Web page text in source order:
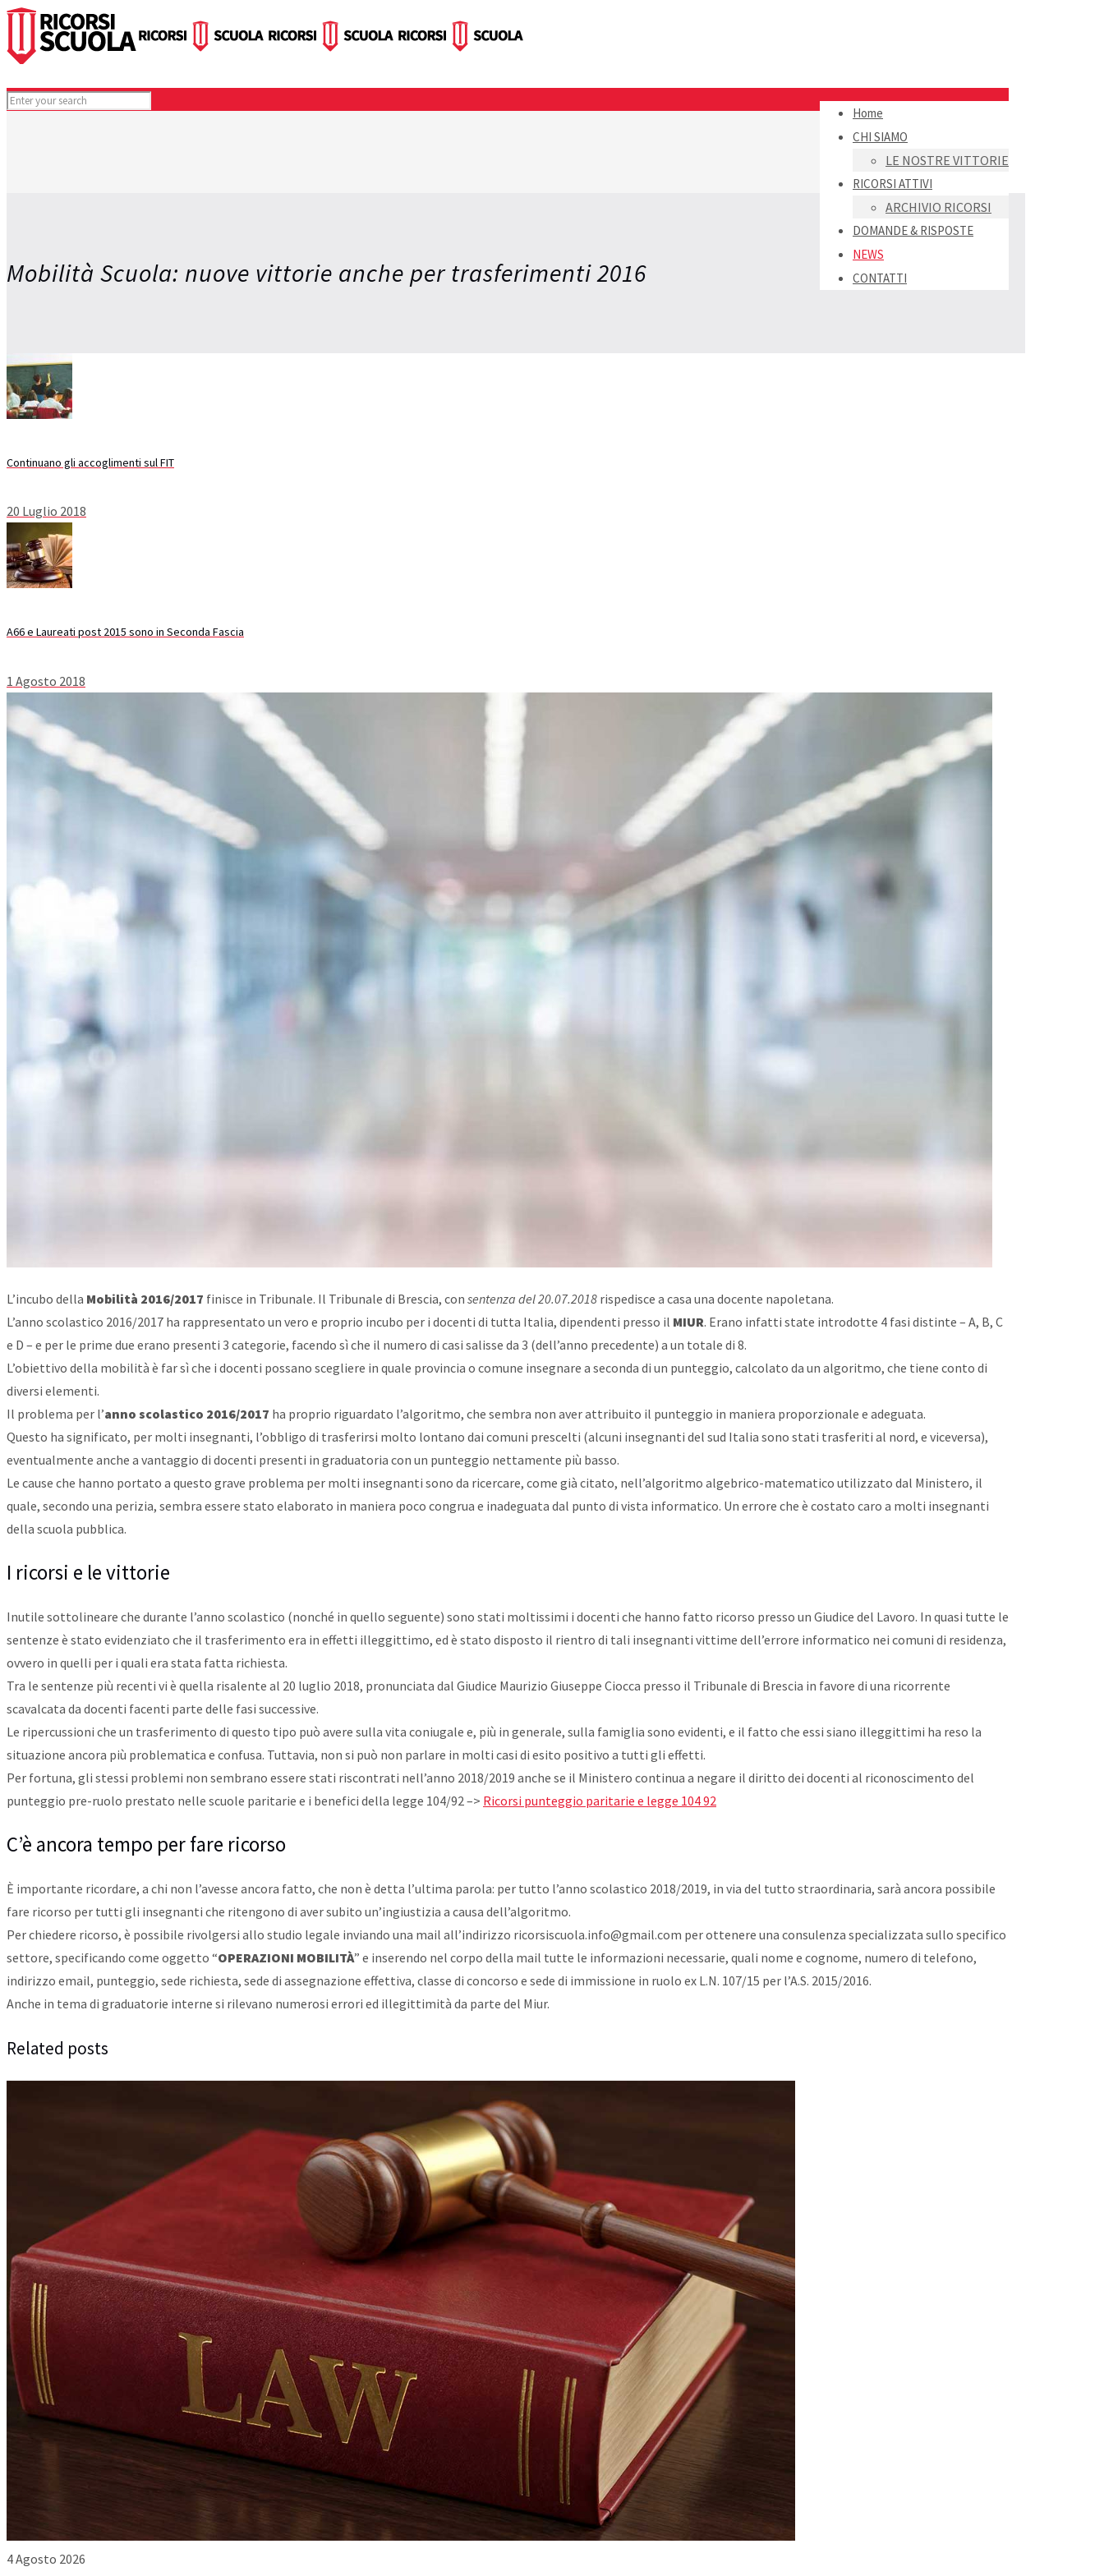
Home
CHI SIAMO
LE NOSTRE VITTORIE
RICORSI ATTIVI
ARCHIVIO RICORSI
DOMANDE & RISPOSTE
NEWS
CONTATTI
Mobilità Scuola: nuove vittorie anche per trasferimenti 2016
Continuano gli accoglimenti sul FIT
20 Luglio 2018
A66 e Laureati post 2015 sono in Seconda Fascia
1 Agosto 2018
L’incubo della Mobilità 2016/2017 finisce in Tribunale. Il Tribunale di Brescia, con sentenza del 20.07.2018 rispedisce a casa una docente napoletana.
L’anno scolastico 2016/2017 ha rappresentato un vero e proprio incubo per i docenti di tutta Italia, dipendenti presso il MIUR. Erano infatti state introdotte 4 fasi distinte – A, B, C
e D – e per le prime due erano presenti 3 categorie, facendo sì che il numero di casi salisse da 3 (dell’anno precedente) a un totale di 8.
L’obiettivo della mobilità è far sì che i docenti possano scegliere in quale provincia o comune insegnare a seconda di un punteggio, calcolato da un algoritmo, che tiene conto di
diversi elementi.
Il problema per l’anno scolastico 2016/2017 ha proprio riguardato l’algoritmo, che sembra non aver attribuito il punteggio in maniera proporzionale e adeguata.
Questo ha significato, per molti insegnanti, l’obbligo di trasferirsi molto lontano dai comuni prescelti (alcuni insegnanti del sud Italia sono stati trasferiti al nord, e viceversa),
eventualmente anche a vantaggio di docenti presenti in graduatoria con un punteggio nettamente più basso.
Le cause che hanno portato a questo grave problema per molti insegnanti sono da ricercare, come già citato, nell’algoritmo algebrico-matematico utilizzato dal Ministero, il
quale, secondo una perizia, sembra essere stato elaborato in maniera poco congrua e inadeguata dal punto di vista informatico. Un errore che è costato caro a molti insegnanti
della scuola pubblica.
I ricorsi e le vittorie
Inutile sottolineare che durante l’anno scolastico (nonché in quello seguente) sono stati moltissimi i docenti che hanno fatto ricorso presso un Giudice del Lavoro. In quasi tutte le
sentenze è stato evidenziato che il trasferimento era in effetti illeggittimo, ed è stato disposto il rientro di tali insegnanti vittime dell’errore informatico nei comuni di residenza,
ovvero in quelli per i quali era stata fatta richiesta.
Tra le sentenze più recenti vi è quella risalente al 20 luglio 2018, pronunciata dal Giudice Maurizio Giuseppe Ciocca presso il Tribunale di Brescia in favore di una ricorrente
scavalcata da docenti facenti parte delle fasi successive.
Le ripercussioni che un trasferimento di questo tipo può avere sulla vita coniugale e, più in generale, sulla famiglia sono evidenti, e il fatto che essi siano illeggittimi ha reso la
situazione ancora più problematica e confusa. Tuttavia, non si può non parlare in molti casi di esito positivo a tutti gli effetti.
Per fortuna, gli stessi problemi non sembrano essere stati riscontrati nell’anno 2018/2019 anche se il Ministero continua a negare il diritto dei docenti al riconoscimento del
punteggio pre-ruolo prestato nelle scuole paritarie e i benefici della legge 104/92 –> Ricorsi punteggio paritarie e legge 104 92
C’è ancora tempo per fare ricorso
È importante ricordare, a chi non l’avesse ancora fatto, che non è detta l’ultima parola: per tutto l’anno scolastico 2018/2019, in via del tutto straordinaria, sarà ancora possibile
fare ricorso per tutti gli insegnanti che ritengono di aver subito un’ingiustizia a causa dell’algoritmo.
Per chiedere ricorso, è possibile rivolgersi allo studio legale inviando una mail all’indirizzo ricorsiscuola.info@gmail.com per ottenere una consulenza specializzata sullo specifico
settore, specificando come oggetto “OPERAZIONI MOBILITÀ” e inserendo nel corpo della mail tutte le informazioni necessarie, quali nome e cognome, numero di telefono,
indirizzo email, punteggio, sede richiesta, sede di assegnazione effettiva, classe di concorso e sede di immissione in ruolo ex L.N. 107/15 per l’A.S. 2015/2016.
Anche in tema di graduatorie interne si rilevano numerosi errori ed illegittimità da parte del Miur.
Related posts
4 Agosto 2026